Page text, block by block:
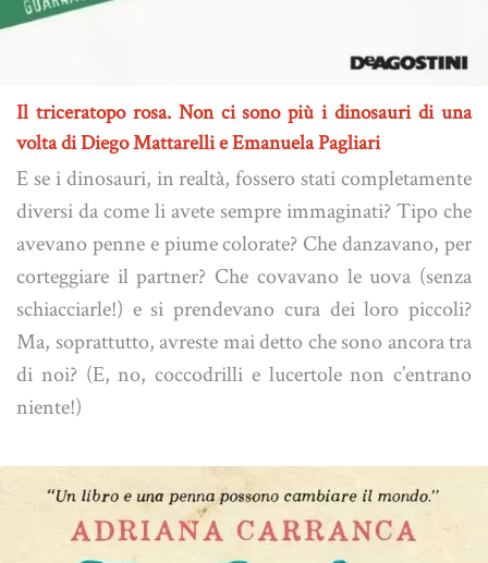
Il triceratopo rosa. Non ci sono più i dinosauri di una
volta di Diego Mattarelli e Emanuela Pagliari
E se i dinosauri, in realtà, fossero stati completamente
diversi da come li avete sempre immaginati? Tipo che
avevano penne e piume colorate? Che danzavano, per
corteggiare il partner? Che covavano le uova (senza
schiacciarle!) e si prendevano cura dei loro piccoli?
Ma, soprattutto, avreste mai detto che sono ancora tra
di noi? (E, no, coccodrilli e lucertole non c’entrano
niente!)